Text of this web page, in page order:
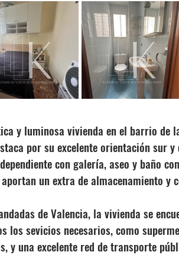
y luminosa vivienda en el barrio de
por su excelente orientación sur
con galería, aseo y baño
un extra de almacenamiento y
de Valencia, la vivienda se
los sevicios necesarios, como
y una excelente red de transporte